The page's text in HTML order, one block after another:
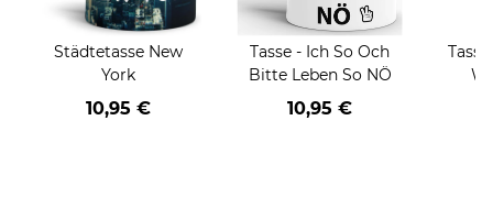
Städtetasse New
York
10,95 €
Tasse - Ich So Och
Bitte Leben So NÖ
10,95 €